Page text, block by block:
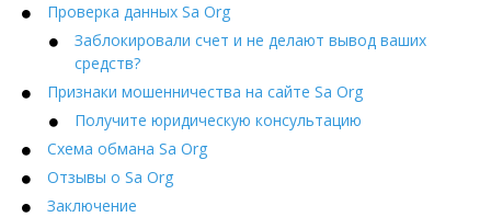
Проверка данных Sa Org
Заблокировали счет и не делают вывод ваших
средств?
Признаки мошенничества на сайте Sa Org
Получите юридическую консультацию
Схема обмана Sa Org
Отзывы о Sa Org
Заключение